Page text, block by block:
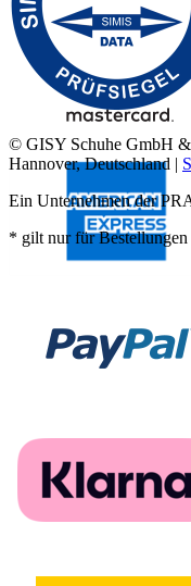
© GISY Schuhe GmbH
Hannover, Deutschland |
Ein Unternehmen der
* gilt nur für